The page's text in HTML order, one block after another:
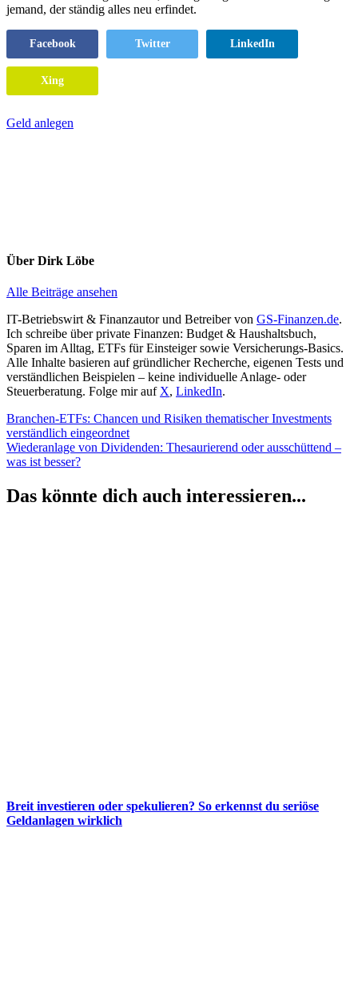
jemand, der ständig alles neu erfindet.
Facebook Twitter LinkedIn
Xing
Geld anlegen
Über Dirk Löbe
Alle Beiträge ansehen
IT-Betriebswirt & Finanzautor und Betreiber von GS-Finanzen.de.
Ich schreibe über private Finanzen: Budget & Haushaltsbuch,
Sparen im Alltag, ETFs für Einsteiger sowie Versicherungs-Basics.
Alle Inhalte basieren auf gründlicher Recherche, eigenen Tests und
verständlichen Beispielen – keine individuelle Anlage- oder
Steuerberatung. Folge mir auf X, LinkedIn.
Beitragsnavigation
Vorheriger
Beitrag:
Branchen-ETFs: Chancen und Risiken thematischer Investments
verständlich eingeordnet
Nächster
Beitrag:
Wiederanlage von Dividenden: Thesaurierend oder ausschüttend –
was ist besser?
Das könnte dich auch interessieren...
Breit investieren oder spekulieren? So erkennst du seriöse
Geldanlagen wirklich